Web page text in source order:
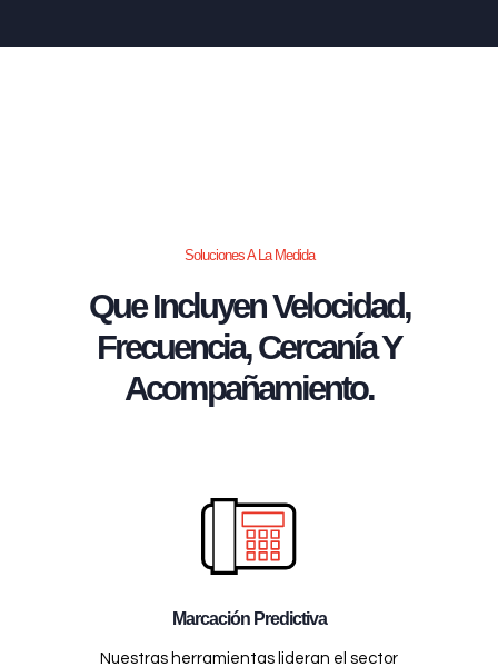
Soluciones A La Medida
Que Incluyen Velocidad,
Frecuencia, Cercanía Y
Acompañamiento.
Marcación Predictiva
Nuestras herramientas lideran el sector